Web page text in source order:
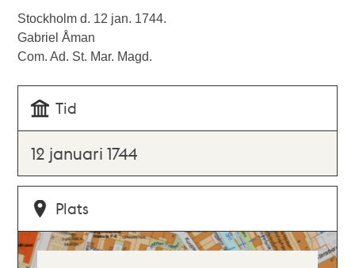
Stockholm d. 12 jan. 1744.
Gabriel Åman
Com. Ad. St. Mar. Magd.
Tid
12 januari 1744
Plats